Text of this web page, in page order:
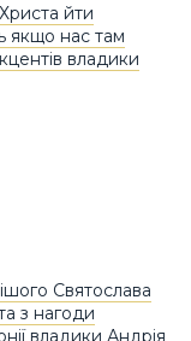
йти
якщо нас там
владики
Святослава
з нагоди
владики Андрія